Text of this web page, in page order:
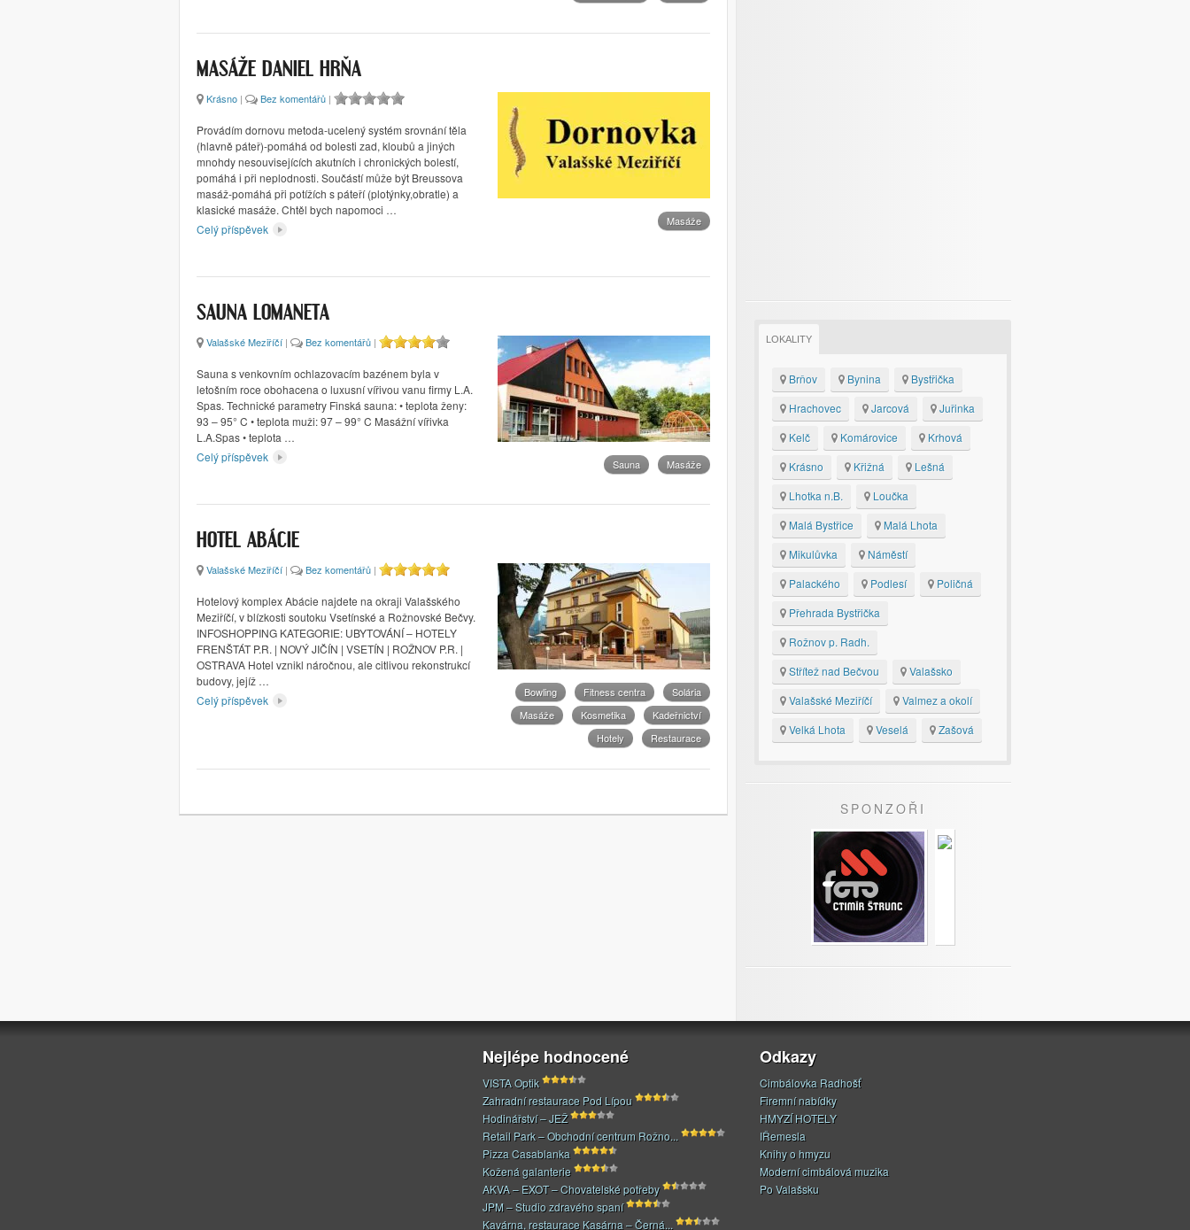
MASÁŽE DANIEL HRŇA
Masáže
Krásno | Bez komentářů |
Provádím dornovu metoda-ucelený systém srovnání těla
(hlavně páteř)-pomáhá od bolesti zad, kloubů a jiných
mnohdy nesouvisejících akutních i chronických bolestí,
pomáhá i při neplodnosti. Součástí může být Breussova
masáž-pomáhá při potížích s páteří (plotýnky,obratle) a
klasické masáže. Chtěl bych napomoci …
Celý příspěvek
SAUNA LOMANETA
Sauna Masáže
Valašské Meziříčí | Bez komentářů |
Sauna s venkovním ochlazovacím bazénem byla v
letošním roce obohacena o luxusní vířivou vanu firmy L.A.
Spas. Technické parametry Finská sauna: • teplota ženy:
93 – 95° C • teplota muži: 97 – 99° C Masážní vířivka
L.A.Spas • teplota …
Celý příspěvek
HOTEL ABÁCIE
Bowling Fitness centra
Solária
Masáže
Kosmetika
Kadeřnictví
Hotely
Restaurace
Valašské Meziříčí | Bez komentářů |
Hotelový komplex Abácie najdete na okraji Valašského
Meziříčí, v blízkosti soutoku Vsetínské a Rožnovské Bečvy.
INFOSHOPPING KATEGORIE: UBYTOVÁNÍ – HOTELY
FRENŠTÁT P.R. | NOVÝ JIČÍN | VSETÍN | ROŽNOV P.R. |
OSTRAVA Hotel vznikl náročnou, ale citlivou rekonstrukcí
budovy, jejíž …
Celý příspěvek
LOKALITY
Brňov Bynina
Bystřička
Hrachovec
Jarcová
Juřinka
Kelč
Komárovice
Krhová
Krásno
Křižná
Lešná
Lhotka n.B.
Loučka
Malá Bystřice
Malá Lhota
Mikulůvka
Náměstí
Palackého
Podlesí
Poličná
Přehrada Bystřička
Rožnov p. Radh.
Střítež nad Bečvou
Valašsko
Valašské Meziříčí
Valmez a okolí
Velká Lhota
Veselá Zašová
SPONZOŘI
Nejlépe hodnocené
VISTA Optik
Zahradní restaurace Pod Lípou
Hodinářství – JEŽ
Retail Park – Obchodní centrum Rožno...
Pizza Casablanka
Kožená galanterie
AKVA – EXOT – Chovatelské potřeby
JPM – Studio zdravého spaní
Kavárna, restaurace Kasárna – Černá...
Odkazy
Cimbálovka Radhošť
Firemní nabídky
HMYZÍ HOTELY
IŘemesla
Knihy o hmyzu
Moderní cimbálová muzika
Po Valašsku